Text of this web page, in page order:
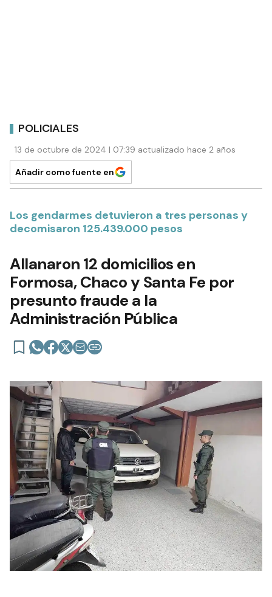
POLICIALES
13 de octubre de 2024 | 07:39 actualizado hace 2 años
Añadir como fuente en
Los gendarmes detuvieron a tres personas y
decomisaron 125.439.000 pesos
Allanaron 12 domicilios en
Formosa, Chaco y Santa Fe por
presunto fraude a la
Administración Pública